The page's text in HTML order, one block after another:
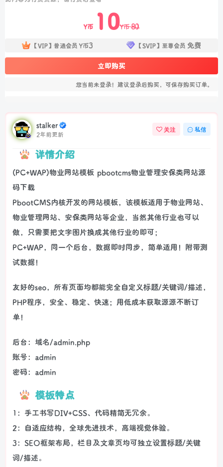
Y币 10Y币80
【VIP】普通会员 Y币3 【SVIP】至尊会员 免费
立即购买
您当前未登录！建议登录后购买，可保存购买订单。
stalker
2年前更新
关注 私信
详情介绍
(PC+WAP)物业网站模板 pbootcms物业管理安保类网站源
码下载
PbootCMS内核开发的网站模板，该模板适用于物业网站、
物业管理网站、安保类网站等企业，当然其他行业也可以
做，只需要把文字图片换成其他行业的即可；
PC+WAP，同一个后台，数据即时同步，简单适用！附带测
试数据！
友好的seo，所有页面均都能完全自定义标题/关键词/描述，
PHP程序，安全、稳定、快速；用低成本获取源源不断订
单！
后台：域名/admin.php
账号：admin
密码：admin
模板特点
1：手工书写DIV+CSS、代码精简无冗余。
2：自适应结构，全球先进技术，高端视觉体验。
3：SEO框架布局，栏目及文章页均可独立设置标题/关键
词/描述。